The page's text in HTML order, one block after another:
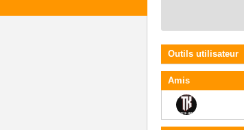
Outils utilisateur
Amis